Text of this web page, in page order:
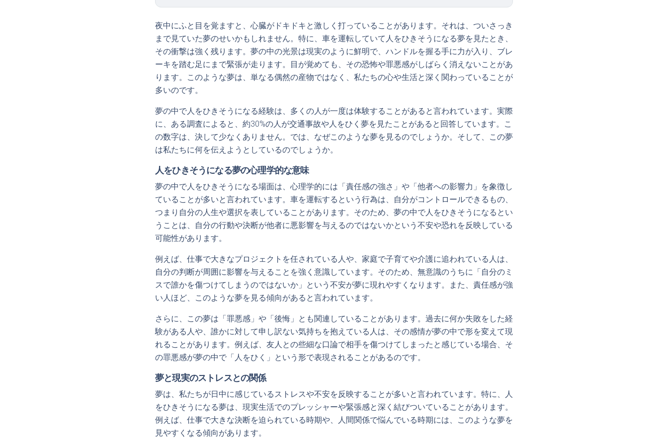
夜中にふと目を覚ますと、心臓がドキドキと激しく打っていることがあります。それは、ついさっき
まで見ていた夢のせいかもしれません。特に、車を運転していて人をひきそうになる夢を見たとき、
その衝撃は強く残ります。夢の中の光景は現実のように鮮明で、ハンドルを握る手に力が入り、ブレ
ーキを踏む足にまで緊張が走ります。目が覚めても、その恐怖や罪悪感がしばらく消えないことがあ
ります。このような夢は、単なる偶然の産物ではなく、私たちの心や生活と深く関わっていることが
多いのです。
夢の中で人をひきそうになる経験は、多くの人が一度は体験することがあると言われています。実際
に、ある調査によると、約30%の人が交通事故や人をひく夢を見たことがあると回答しています。こ
の数字は、決して少なくありません。では、なぜこのような夢を見るのでしょうか。そして、この夢
は私たちに何を伝えようとしているのでしょうか。
人をひきそうになる夢の心理学的な意味
夢の中で人をひきそうになる場面は、心理学的には「責任感の強さ」や「他者への影響力」を象徴し
ていることが多いと言われています。車を運転するという行為は、自分がコントロールできるもの、
つまり自分の人生や選択を表していることがあります。そのため、夢の中で人をひきそうになるとい
うことは、自分の行動や決断が他者に悪影響を与えるのではないかという不安や恐れを反映している
可能性があります。
例えば、仕事で大きなプロジェクトを任されている人や、家庭で子育てや介護に追われている人は、
自分の判断が周囲に影響を与えることを強く意識しています。そのため、無意識のうちに「自分のミ
スで誰かを傷つけてしまうのではないか」という不安が夢に現れやすくなります。また、責任感が強
い人ほど、このような夢を見る傾向があると言われています。
さらに、この夢は「罪悪感」や「後悔」とも関連していることがあります。過去に何か失敗をした経
験がある人や、誰かに対して申し訳ない気持ちを抱えている人は、その感情が夢の中で形を変えて現
れることがあります。例えば、友人との些細な口論で相手を傷つけてしまったと感じている場合、そ
の罪悪感が夢の中で「人をひく」という形で表現されることがあるのです。
夢と現実のストレスとの関係
夢は、私たちが日中に感じているストレスや不安を反映することが多いと言われています。特に、人
をひきそうになる夢は、現実生活でのプレッシャーや緊張感と深く結びついていることがあります。
例えば、仕事で大きな決断を迫られている時期や、人間関係で悩んでいる時期には、このような夢を
見やすくなる傾向があります。